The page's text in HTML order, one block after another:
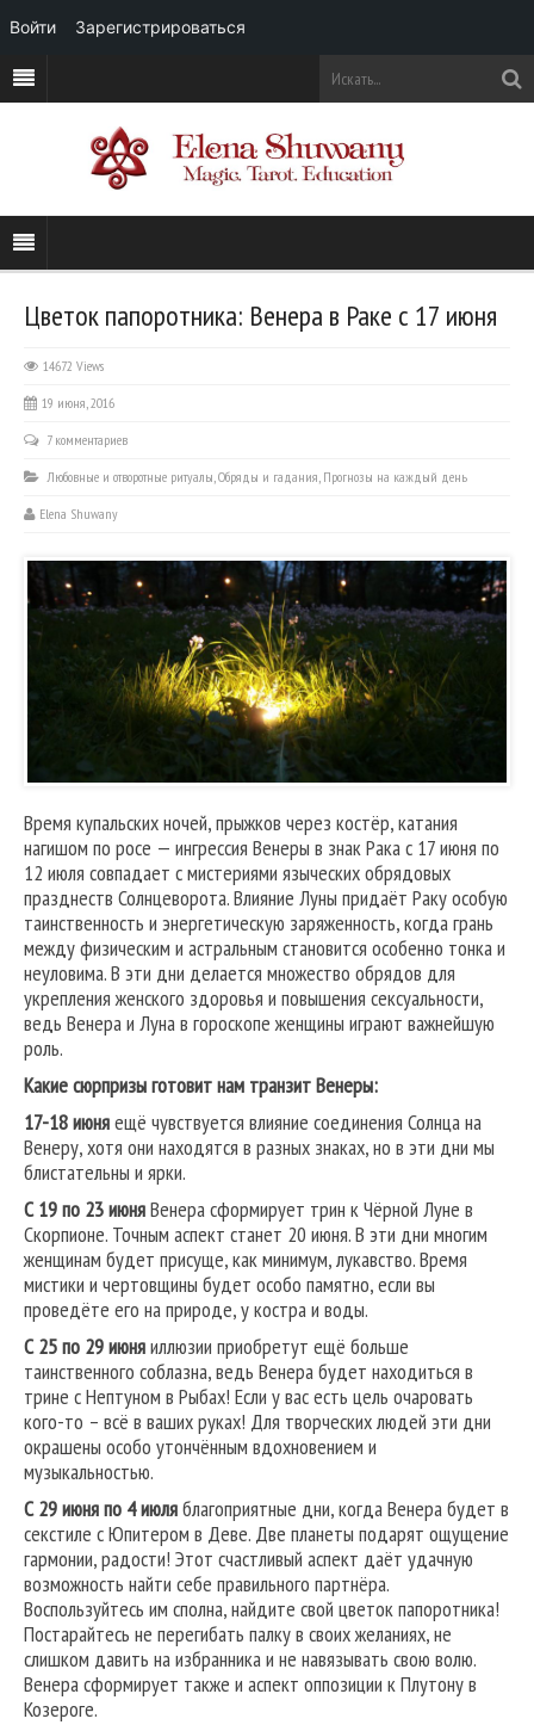
Цветок папоротника: Венера в Раке с 17 июня
14672 Views
19 июня, 2016
7 комментариев
Любовные и отворотные ритуалы,Обряды и гадания, Прогнозы на каждый день
Elena Shuwany
Время купальских ночей, прыжков через костёр, катания
нагишом по росе — ингрессия Венеры в знак Рака с 17 июня по
12 июля совпадает с мистериями языческих обрядовых
празднеств Солнцеворота. Влияние Луны придаёт Раку особую
таинственность и энергетическую заряженность, когда грань
между физическим и астральным становится особенно тонка и
неуловима. В эти дни делается множество обрядов для
укрепления женского здоровья и повышения сексуальности,
ведь Венера и Луна в гороскопе женщины играют важнейшую
роль.
Какие сюрпризы готовит нам транзит Венеры:
17-18 июняещё чувствуется влияние соединения Солнца на
Венеру, хотя они находятся в разных знаках, но в эти дни мы
блистательны и ярки.
С 19 по 23 июняВенера сформирует трин к Чёрной Луне в
Скорпионе. Точным аспект станет 20 июня. В эти дни многим
женщинам будет присуще, как минимум, лукавство. Время
мистики и чертовщины будет особо памятно, если вы
проведёте его на природе, у костра и воды.
С 25 по 29 июняиллюзии приобретут ещё больше
таинственного соблазна, ведь Венера будет находиться в
трине с Нептуном в Рыбах! Если у вас есть цель очаровать
кого-то – всё в ваших руках! Для творческих людей эти дни
окрашены особо утончённым вдохновением и
музыкальностью.
С 29 июня по 4 июляблагоприятные дни, когда Венера будет в
секстиле с Юпитером в Деве. Две планеты подарят ощущение
гармонии, радости! Этот счастливый аспект даёт удачную
возможность найти себе правильного партнёра.
Воспользуйтесь им сполна, найдите свой цветок папоротника!
Постарайтесь не перегибать палку в своих желаниях, не
слишком давить на избранника и не навязывать свою волю.
Венера сформирует также и аспект оппозиции к Плутону в
Козероге.
Войти Зарегистрироваться